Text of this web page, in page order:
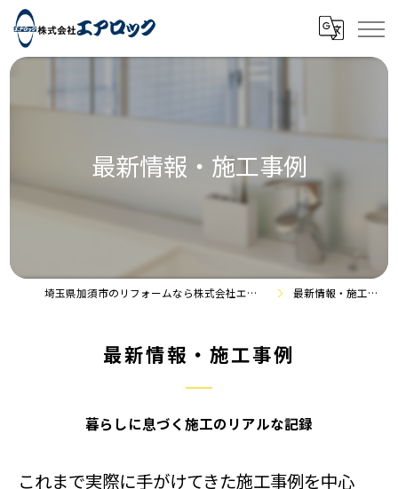
最新情報・施工事例
埼玉県加須市のリフォームなら株式会社エアロック 最新情報・施工事例
最新情報・施工事例
暮らしに息づく施工のリアルな記録
これまで実際に手がけてきた施工事例を中心